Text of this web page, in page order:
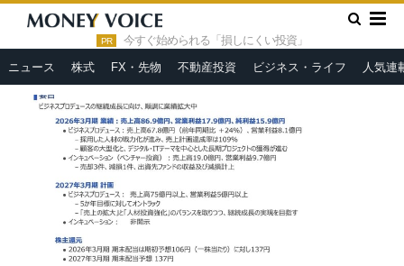
PR 今すぐ始められる「損しにくい投資」
ニュース 株式 FX・先物 不動産投資 ビジネス・ライフ 人気連
HOME » 決算・IR »
ドリームインキュベータ、通期は増収・増
益を達成 中長期の安定収益基盤の確立に向け順調な滑り出し